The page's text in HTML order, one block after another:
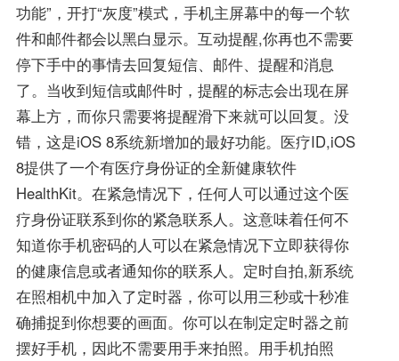
功能”，开打“灰度”模式，手机主屏幕中的每一个软
件和邮件都会以黑白显示。互动提醒,你再也不需要
停下手中的事情去回复短信、邮件、提醒和消息
了。当收到短信或邮件时，提醒的标志会出现在屏
幕上方，而你只需要将提醒滑下来就可以回复。没
错，这是iOS 8系统新增加的最好功能。医疗ID,iOS
8提供了一个有医疗身份证的全新健康软件
HealthKit。在紧急情况下，任何人可以通过这个医
疗身份证联系到你的紧急联系人。这意味着任何不
知道你手机密码的人可以在紧急情况下立即获得你
的健康信息或者通知你的联系人。定时自拍,新系统
在照相机中加入了定时器，你可以用三秒或十秒准
确捕捉到你想要的画面。你可以在制定定时器之前
摆好手机，因此不需要用手来拍照。用手机拍照